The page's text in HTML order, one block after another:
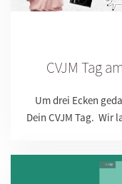
CVJM Tag
Um drei Ecken
Dein CVJM Tag. Wir